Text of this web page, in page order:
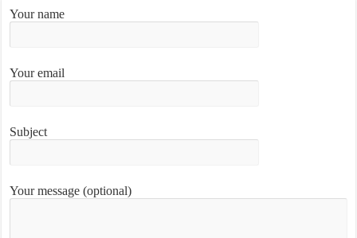
Your name
Your email
Subject
Your message (optional)